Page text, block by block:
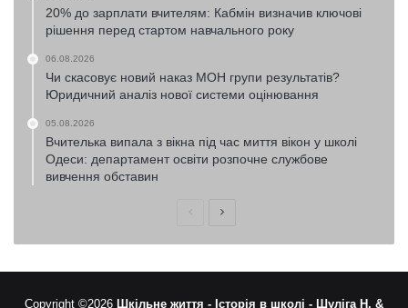
20% до зарплати вчителям: Кабмін визначив ключові
рішення перед стартом навчального року
06.08.2026
Чи скасовує новий наказ МОН групи результатів?
Юридичний аналіз нової системи оцінювання
05.08.2026
Вчителька випала з вікна під час миття вікон у школі
Одеси: департамент освіти розпочне службове
вивчення обставин
ПопередняНаступна
Copyright ©2026 Шкільне життя - Історія в школі - Шуліга Н. &